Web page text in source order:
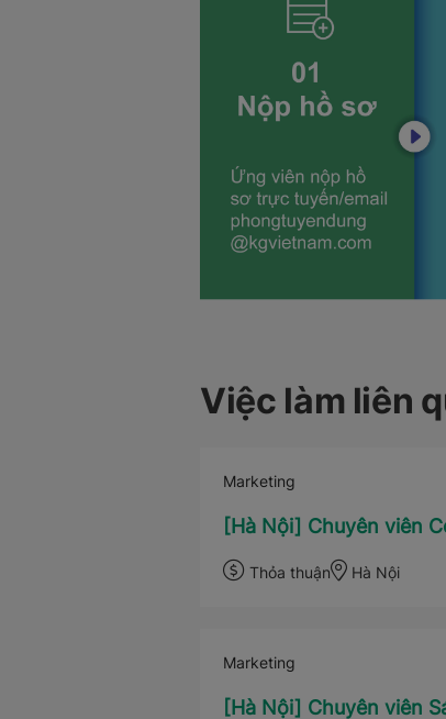
Việc làm liên
Marketing
[Hà Nội] Chuyên viên
Thỏa thuận Hà Nội
Marketing
[Hà Nội] Chuyên viên